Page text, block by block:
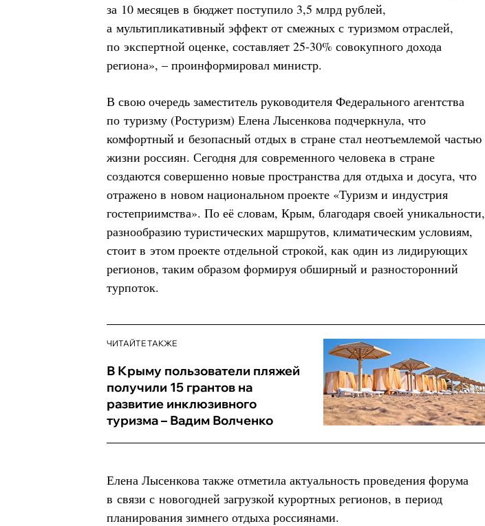
за 10 месяцев в бюджет поступило 3,5 млрд рублей,
а мультипликативный эффект от смежных с туризмом отраслей,
по экспертной оценке, составляет 25-30% совокупного дохода
региона», – проинформировал министр.
В свою очередь заместитель руководителя Федерального агентства
по туризму (Ростуризм) Елена Лысенкова подчеркнула, что
комфортный и безопасный отдых в стране стал неотъемлемой частью
жизни россиян. Сегодня для современного человека в стране
создаются совершенно новые пространства для отдыха и досуга, что
отражено в новом национальном проекте «Туризм и индустрия
гостеприимства». По её словам, Крым, благодаря своей уникальности,
разнообразию туристических маршрутов, климатическим условиям,
стоит в этом проекте отдельной строкой, как один из лидирующих
регионов, таким образом формируя обширный и разносторонний
турпоток.
ЧИТАЙТЕ ТАКЖЕ
В Крыму пользователи пляжей
получили 15 грантов на
развитие инклюзивного
туризма – Вадим Волченко
Елена Лысенкова также отметила актуальность проведения форума
в связи с новогодней загрузкой курортных регионов, в период
планирования зимнего отдыха россиянами.